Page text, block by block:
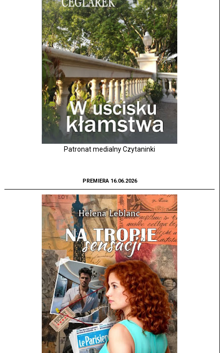
Patronat medialny Czytaninki
PREMIERA 16.06.2026